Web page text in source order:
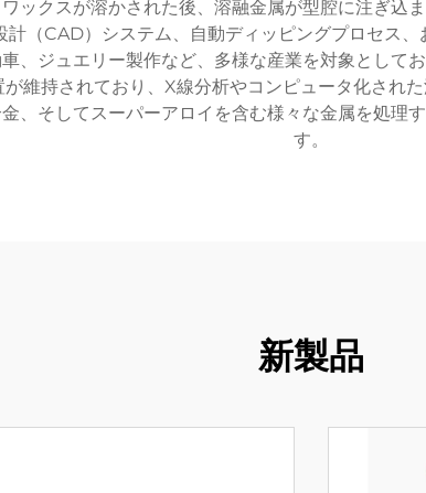
ックスが溶かされた後、溶融金属が型腔に注ぎ込
（CAD）システム、自動ディッピングプロセス
、ジュエリー製作など、多様な産業を対象として
維持されており、X線分析やコンピュータ化され
、そしてスーパーアロイを含む様々な金属を処理
す。
新製品